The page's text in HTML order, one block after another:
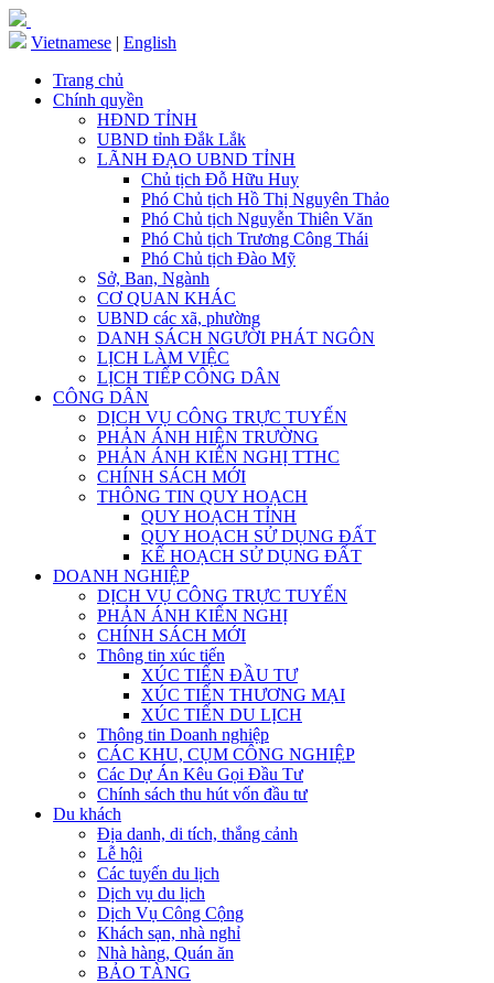
Vietnamese | English
Trang chủ
Chính quyền
HĐND TỈNH
UBND tỉnh Đắk Lắk
LÃNH ĐẠO UBND TỈNH
Chủ tịch Đỗ Hữu Huy
Phó Chủ tịch Hồ Thị Nguyên Thảo
Phó Chủ tịch Nguyễn Thiên Văn
Phó Chủ tịch Trương Công Thái
Phó Chủ tịch Đào Mỹ
Sở, Ban, Ngành
CƠ QUAN KHÁC
UBND các xã, phường
DANH SÁCH NGƯỜI PHÁT NGÔN
LỊCH LÀM VIỆC
LỊCH TIẾP CÔNG DÂN
CÔNG DÂN
DỊCH VỤ CÔNG TRỰC TUYẾN
PHẢN ÁNH HIỆN TRƯỜNG
PHẢN ÁNH KIẾN NGHỊ TTHC
CHÍNH SÁCH MỚI
THÔNG TIN QUY HOẠCH
QUY HOẠCH TỈNH
QUY HOẠCH SỬ DỤNG ĐẤT
KẾ HOẠCH SỬ DỤNG ĐẤT
DOANH NGHIỆP
DỊCH VỤ CÔNG TRỰC TUYẾN
PHẢN ÁNH KIẾN NGHỊ
CHÍNH SÁCH MỚI
Thông tin xúc tiến
XÚC TIẾN ĐẦU TƯ
XÚC TIẾN THƯƠNG MẠI
XÚC TIẾN DU LỊCH
Thông tin Doanh nghiệp
CÁC KHU, CỤM CÔNG NGHIỆP
Các Dự Án Kêu Gọi Đầu Tư
Chính sách thu hút vốn đầu tư
Du khách
Địa danh, di tích, thắng cảnh
Lễ hội
Các tuyến du lịch
Dịch vụ du lịch
Dịch Vụ Công Cộng
Khách sạn, nhà nghỉ
Nhà hàng, Quán ăn
BẢO TÀNG